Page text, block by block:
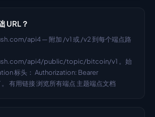
URL？
api4 — 附加 /v1 或 /v2 到每个端点路
api4/public/topic/bitcoin/v1 。始
标头： Authorization: Bearer
有用链接 浏览所有端点 主题端点文档